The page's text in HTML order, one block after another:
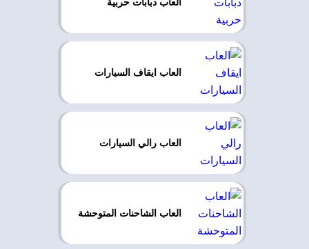
العاب ايقاف السيارات
العاب رالي السيارات
العاب الشاحنات المتوحشة